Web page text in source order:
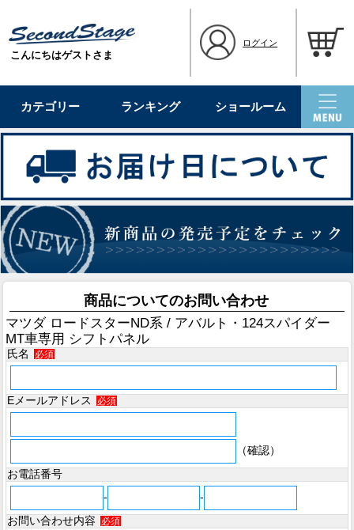
こんにちはゲストさま
ログイン
カテゴリー ランキング ショールーム
商品についてのお問い合わせ
マツダ ロードスターND系 / アバルト・124スパイダー
MT車専用 シフトパネル
氏名 必須
Eメールアドレス 必須
（確認）
お電話番号
-
-
お問い合わせ内容
必須